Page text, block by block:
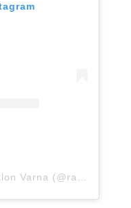
A post shared by Raketlon Varna (@raketlonvarna)